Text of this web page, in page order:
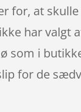
for, at
har valgt
som i
for de